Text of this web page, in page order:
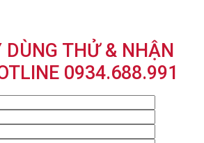
THỬ & NHẬN
0934.688.991